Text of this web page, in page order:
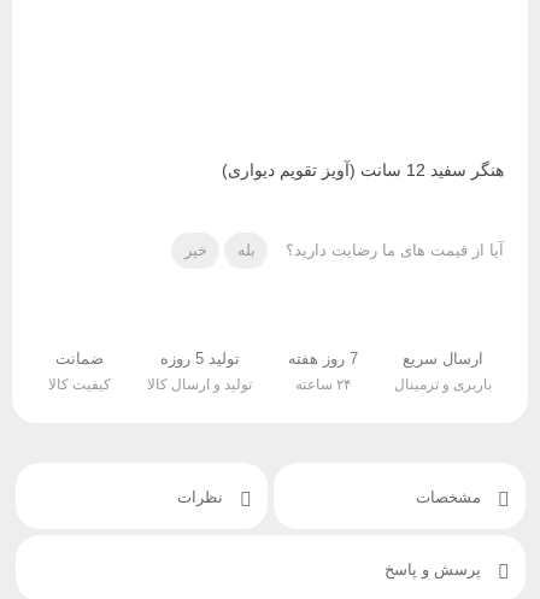
هنگر سفید 12 سانت (آویز تقویم دیواری)
آیا از قیمت های ما رضایت دارید؟ بله خیر
ارسال سریع
باربری و ترمینال
7 روز هفته
۲۴ ساعته
تولید 5 روزه
تولید و ارسال کالا
ضمانت
کیفیت کالا
مشخصات نظرات
پرسش و پاسخ